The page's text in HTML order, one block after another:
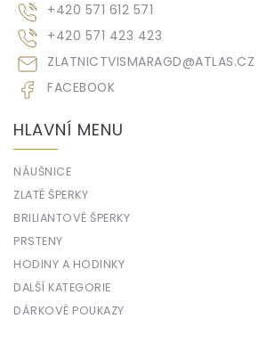
ZLATNICTVISMARAGD@ATLAS.CZ
+420 571 612 571
+420 571 423 423
FACEBOOK
HLAVNÍ MENU
NÁUŠNICE
ZLATÉ ŠPERKY
BRILIANTOVÉ ŠPERKY
PRSTENY
HODINY A HODINKY
DALŠÍ KATEGORIE
DÁRKOVÉ POUKAZY